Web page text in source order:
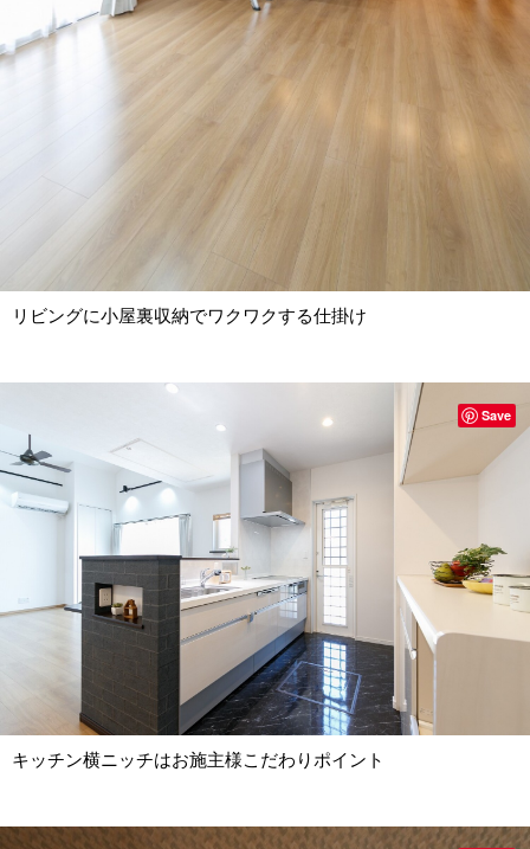
リビングに小屋裏収納でワクワクする仕掛け
キッチン横ニッチはお施主様こだわりポイント
Save